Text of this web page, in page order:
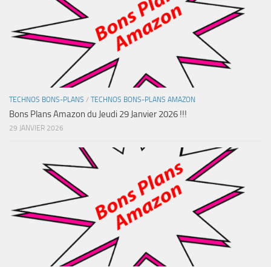
TECHNOS BONS-PLANS / TECHNOS BONS-PLANS AMAZON
Bons Plans Amazon du Jeudi 29 Janvier 2026 !!!
29 JANVIER 2026